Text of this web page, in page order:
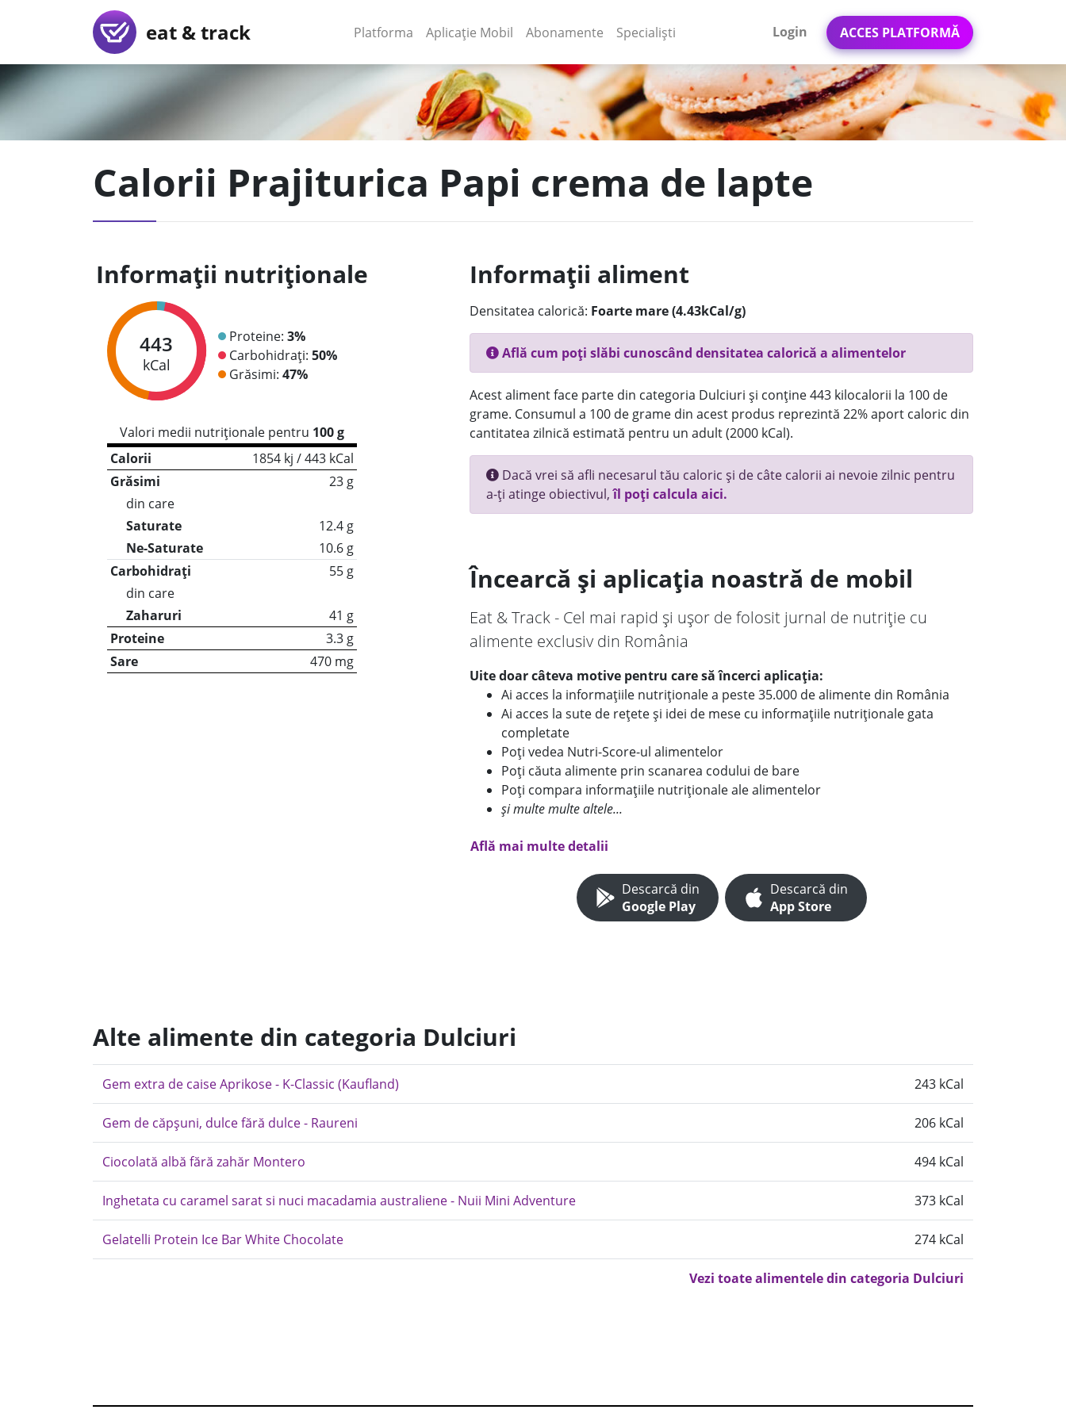
eat & track Platforma (current)
Aplicație Mobil (current)
Abonamente Specialiști Login ACCES PLATFORMĂ
Calorii Prajiturica Papi crema de lapte
Informații nutriționale
443
kCal
Proteine: 3%
Carbohidrați: 50%
Grăsimi: 47%
Valori medii nutriționale pentru 100 g
Calorii
1854 kj / 443 kCal
Grăsimi
23 g
din care
Saturate
12.4 g
Ne-Saturate
10.6 g
Carbohidrați
55 g
din care
Zaharuri
41 g
Proteine
3.3 g
Sare
470 mg
Informații aliment
Densitatea calorică: Foarte mare (4.43kCal/g)
Află cum poți slăbi cunoscând densitatea calorică a alimentelor
Acest aliment face parte din categoria Dulciuri și conține 443 kilocalorii la 100 de
grame. Consumul a 100 de grame din acest produs reprezintă 22% aport caloric din
cantitatea zilnică estimată pentru un adult (2000 kCal).
Dacă vrei să afli necesarul tău caloric și de câte calorii ai nevoie zilnic pentru
a-ți atinge obiectivul,îl poți calcula aici.
Încearcă și aplicația noastră de mobil
Eat & Track - Cel mai rapid și ușor de folosit jurnal de nutriție cu
alimente exclusiv din România
Uite doar câteva motive pentru care să încerci aplicația:
Ai acces la informațiile nutriționale a peste 35.000 de alimente din România
Ai acces la sute de rețete și idei de mese cu informațiile nutriționale gata
completate
Poți vedea Nutri-Score-ul alimentelor
Poți căuta alimente prin scanarea codului de bare
Poți compara informațiile nutriționale ale alimentelor
și multe multe altele...
Află mai multe detalii
Descarcă din
Google Play
Descarcă din
App Store
Alte alimente din categoria Dulciuri
Gem extra de caise Aprikose - K-Classic (Kaufland) 243 kCal
Gem de căpșuni, dulce fără dulce - Raureni 206 kCal
Ciocolată albă fără zahăr Montero 494 kCal
Inghetata cu caramel sarat si nuci macadamia australiene - Nuii Mini Adventure 373 kCal
Gelatelli Protein Ice Bar White Chocolate 274 kCal
Vezi toate alimentele din categoria Dulciuri